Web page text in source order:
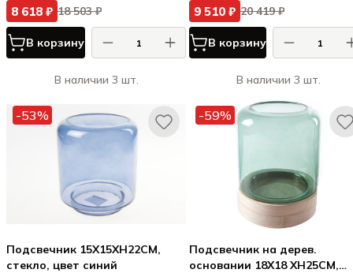
8 618 ₽ 18 503 ₽
В корзину
В наличии 3 шт.
9 510 ₽ 20 419 ₽
В корзину
В наличии 3 шт.
-53%
Подсвечник 15X15XH22CM,
стекло, цвет синий
-59%
Подсвечник на дерев.
основании 18X18 XH25CM,